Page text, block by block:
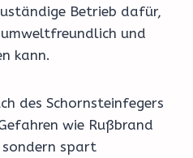
Betrieb dafür,
und
kann.
des Schornsteinfegers
wie Rußbrand
spart